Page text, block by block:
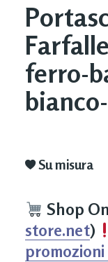
ferro-
Su misura
Shop
store.net)
promozioni